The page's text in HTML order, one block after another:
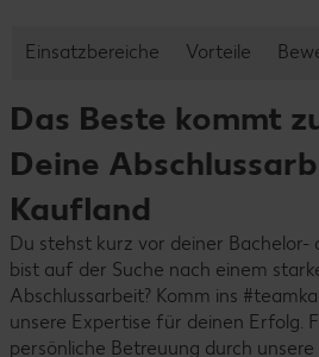
Einsatzbereiche Vorteile
Das Beste kommt
Deine
Kaufland
Du stehst kurz vor deiner Bachelor-
bist auf der Suche nach einem
Abschlussarbeit? Komm ins
unsere Expertise für deinen Erfolg.
persönliche Betreuung durch